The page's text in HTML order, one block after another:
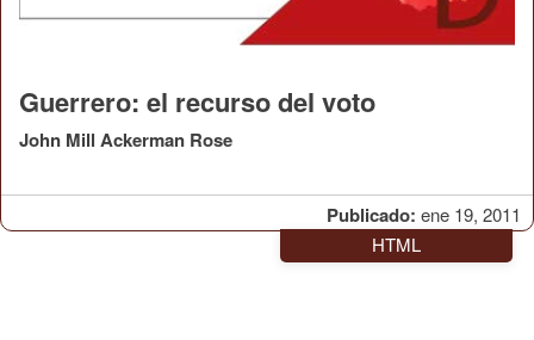
Publicado: ene 19, 2011
Guerrero: el recurso del voto
John Mill Ackerman Rose
HTML